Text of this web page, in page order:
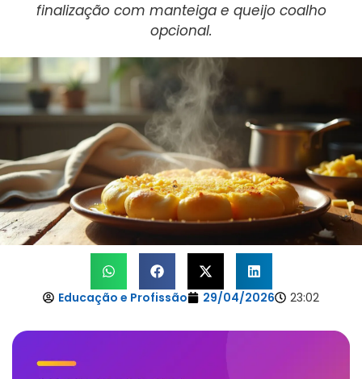
finalização com manteiga e queijo coalho
opcional.
Educação e Profissão 29/04/2026 23:02